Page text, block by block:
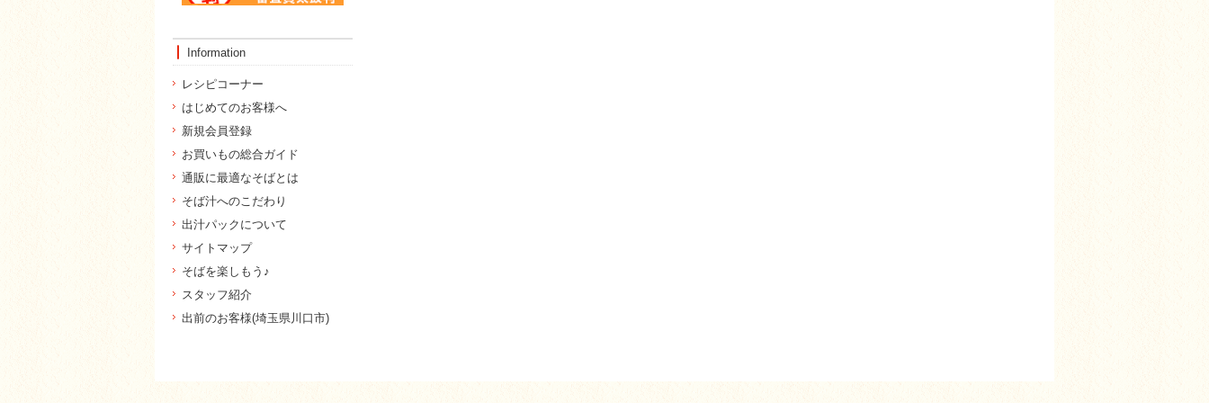
Information
レシピコーナー
はじめてのお客様へ
新規会員登録
お買いもの総合ガイド
通販に最適なそばとは
そば汁へのこだわり
出汁パックについて
サイトマップ
そばを楽しもう♪
スタッフ紹介
出前のお客様(埼玉県川口市)